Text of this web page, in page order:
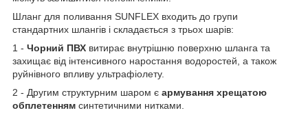
Шланг для поливання SUNFLEX входить до групи
стандартних шлангів і складається з трьох шарів:
1 - Чорний ПВХ витирає внутрішню поверхню шланга та
захищає від інтенсивного наростання водоростей, а також
руйнівного впливу ультрафіолету.
2 - Другим структурним шаром є армування хрещатою
обплетенням синтетичними нитками.